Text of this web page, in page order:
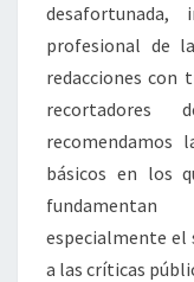
profesional de
redacciones con
recortadores
recomendamos
básicos en los
especialmente el
a las críticas